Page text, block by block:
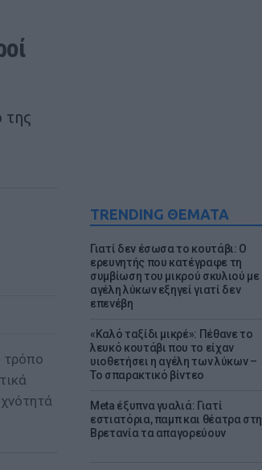
TRENDING ΘΕΜΑΤΑ
Γιατί δεν έσωσα το κουτάβι: Ο
ερευνητής που κατέγραφε τη
συμβίωση του μικρού σκυλιού με
αγέλη λύκων εξηγεί γιατί δεν
επενέβη
«Καλό ταξίδι μικρέ»: Πέθανε το
λευκό κουτάβι που το είχαν
υιοθετήσει η αγέλη των λύκων –
Το σπαρακτικό βίντεο
Meta έξυπνα γυαλιά: Γιατί
εστιατόρια, παμπ και θέατρα στη
Βρετανία τα απαγορεύουν
της
τρόπο